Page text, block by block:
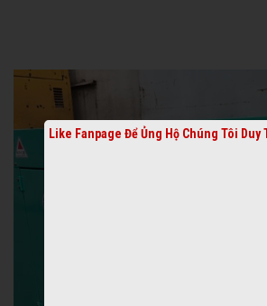
Like Fanpage Để Ủng Hộ Chúng Tôi Duy